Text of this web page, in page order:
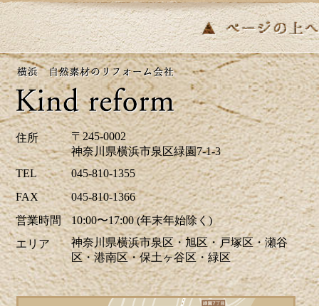
ーク中も休まず営業しております。リフォー
ムに関するご相談、お見積りなどお気軽にお
問い合わせください。ホームページでは、H区
M様邸のキッチリフォーム、A区N様邸の玄関
ドアリフォーム事例を掲載致しました。リフ
ォームのご参考に是非ご覧ください。皆様か
らのお問合せをお待ちしております。
2026/04/17
青葉が美しい季節になりました。明るい日差
しを新しい窓で迎えませんか？環境省が実施
する「みらいエコ住宅2026事業」で補助金の
交付が決定しました。断熱性能の高い窓を導
入する「窓リノベ」では、熱・遮音・結露軽
減により光熱費の削減や快適な住環境の向上
住所
〒245-0002
神奈川県横浜市泉区緑園7-1-3
TEL
045-810-1355
FAX
045-810-1366
営業時間
10:00〜17:00 (年末年始除く)
エリア
神奈川県横浜市泉区・旭区・戸塚区・瀬谷
区・港南区・保土ヶ谷区・緑区